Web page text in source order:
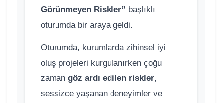
Görünmeyen Riskler” başlıklı
oturumda bir araya geldi.
Oturumda, kurumlarda zihinsel iyi
oluş projeleri kurgulanırken çoğu
zaman göz ardı edilen riskler,
sessizce yaşanan deneyimler ve